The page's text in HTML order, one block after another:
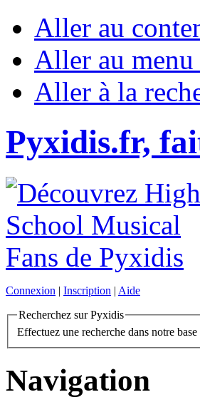
Aller au
Aller au
Aller à la
Pyxidis.fr,
Connexion | Inscription | Aide
Recherchez sur Pyxidis
Effectuez une recherche dans notre base
Navigation